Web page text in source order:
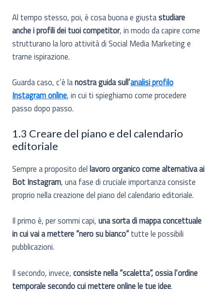
Al tempo stesso, poi, è cosa buona e giustastudiare
anche i profili dei tuoi competitor, in modo da capire come
strutturano la loro attività di Social Media Marketing e
trarne ispirazione.
Guarda caso, c’è lanostra guida sull’analisi profilo
Instagram online, in cui ti spieghiamo come procedere
passo dopo passo.
1.3 Creare del piano e del calendario
editoriale
Sempre a proposito dellavoro organico come alternativa ai
Bot Instagram, una fase di cruciale importanza consiste
proprio nella creazione del piano del calendario editoriale.
Il primo è, per sommi capi,una sorta di mappa concettuale
in cui vai a mettere “nero su bianco”tutte le possibili
pubblicazioni.
Il secondo, invece,consiste nella “scaletta”, ossia l’ordine
temporale secondo cui mettere online le tue idee.